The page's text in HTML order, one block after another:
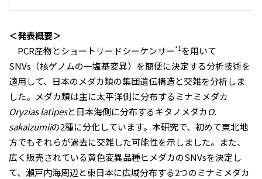
＜発表概要＞
PCR産物とショートリードシーケンサー*1を用いて
SNVs（核ゲノムの一塩基変異）を簡便に決定する分析技術を
適用して、日本のメダカ類の集団遺伝構造と交雑を分析しま
した。メダカ類は主に太平洋側に分布するミナミメダカ
Oryzias latipesと日本海側に分布するキタノメダカO.
sakaizumiiの2種に分化しています。本研究で、初めて東北地
方でもそれらが過去に交雑した可能性を示しました。また、
広く販売されている黄色変異品種ヒメダカのSNVsを決定し
て、瀬戸内海周辺と東日本に広域分布する2つのミナミメダカ